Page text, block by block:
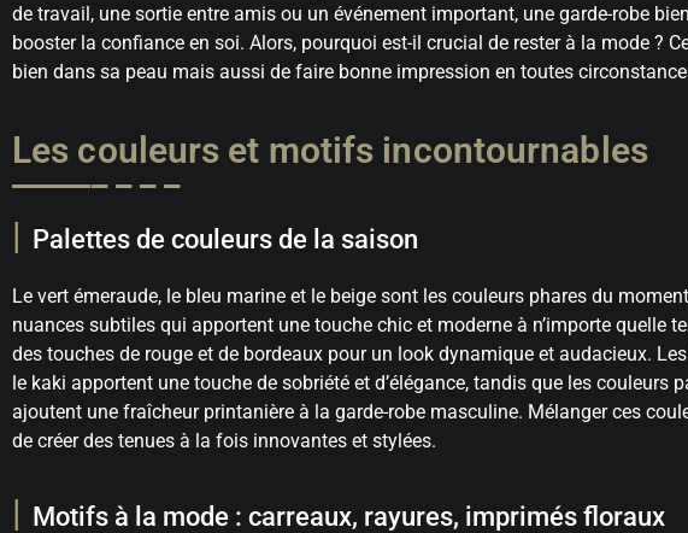
de travail, une sortie entre amis ou un événement important, une garde-robe
booster la confiance en soi. Alors, pourquoi est-il crucial de rester à la mode ?
bien dans sa peau mais aussi de faire bonne impression en toutes
Les couleurs et motifs incontournables
Palettes de couleurs de la saison
Le vert émeraude, le bleu marine et le beige sont les couleurs phares du
nuances subtiles qui apportent une touche chic et moderne à n’importe quelle
des touches de rouge et de bordeaux pour un look dynamique et audacieux.
le kaki apportent une touche de sobriété et d’élégance, tandis que les couleurs
ajoutent une fraîcheur printanière à la garde-robe masculine. Mélanger ces
de créer des tenues à la fois innovantes et stylées.
Motifs à la mode : carreaux, rayures, imprimés floraux